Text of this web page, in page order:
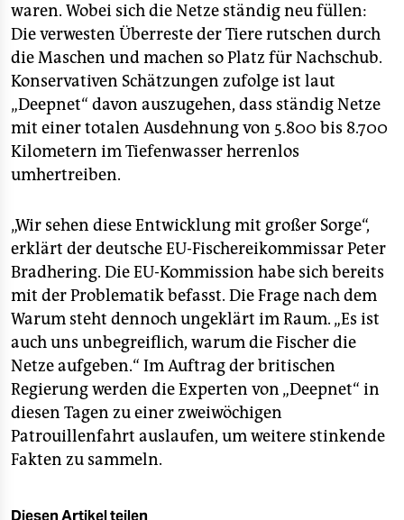
waren. Wobei sich die Netze ständig neu füllen:
Die verwesten Überreste der Tiere rutschen durch
die Maschen und machen so Platz für Nachschub.
Konservativen Schätzungen zufolge ist laut
„Deepnet“ davon auszugehen, dass ständig Netze
mit einer totalen Ausdehnung von 5.800 bis 8.700
Kilometern im Tiefenwasser herrenlos
umhertreiben.
„Wir sehen diese Entwicklung mit großer Sorge“,
erklärt der deutsche EU-Fischereikommissar Peter
Bradhering. Die EU-Kommission habe sich bereits
mit der Problematik befasst. Die Frage nach dem
Warum steht dennoch ungeklärt im Raum. „Es ist
auch uns unbegreiflich, warum die Fischer die
Netze aufgeben.“ Im Auftrag der britischen
Regierung werden die Experten von „Deepnet“ in
diesen Tagen zu einer zweiwöchigen
Patrouillenfahrt auslaufen, um weitere stinkende
Fakten zu sammeln.
Diesen Artikel teilen